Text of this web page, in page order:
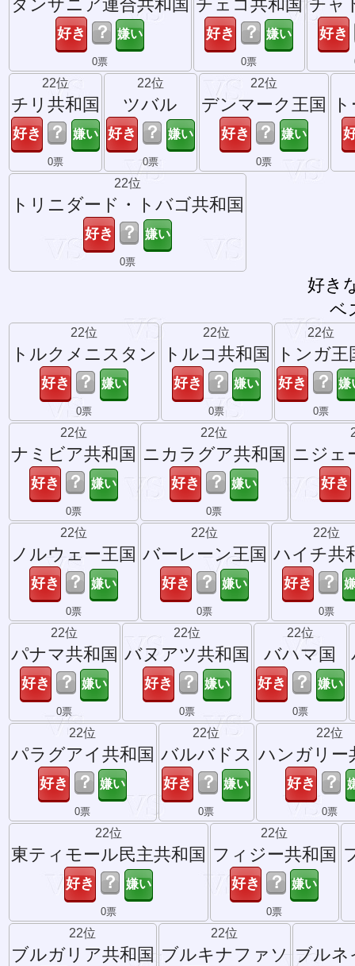
タンザニア連合共和国
？
0票
チェコ共和国
？
0票
チャ
22位
チリ共和国
？
0票
22位
ツバル
？
0票
22位
デンマーク王国
？
0票
22位
トリニダード・トバゴ共和国
？
0票
好き
ベ
22位
トルクメニスタン
？
0票
22位
トルコ共和国
？
0票
22位
トンガ王
？
0票
22位
ナミビア共和国
？
0票
22位
ニカラグア共和国
？
0票
ニジェ
22位
ノルウェー王国
？
0票
22位
バーレーン王国
？
0票
22位
ハイチ共
？
0票
22位
パナマ共和国
？
0票
22位
バヌアツ共和国
？
0票
22位
バハマ国
？
0票
22位
パラグアイ共和国
？
0票
22位
バルバドス
？
0票
22位
ハンガリー
？
0票
22位
東ティモール民主共和国
？
0票
22位
フィジー共和国
？
0票
22位
ブルガリア共和国
22位
ブルキナファソ ブルネ